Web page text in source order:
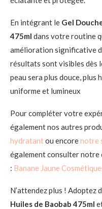
En intégrant le Gel
475ml dans votre routine
amélioration significative
résultats sont visibles dès
peau sera plus douce,
uniforme et lumineux
Pour compléter votre
également nos autres
hydratantou encorenotre
également consulter notre
: Banane Jaune
N’attendez plus ! Adoptez
Huiles de Baobab 475ml